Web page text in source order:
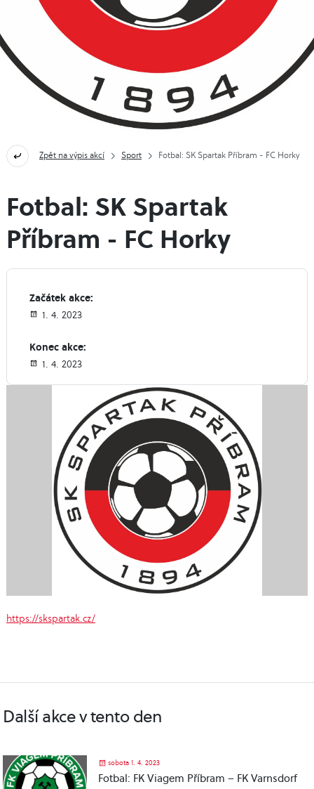
Zpět na výpis akcí Sport Fotbal: SK Spartak Příbram - FC Horky
Fotbal: SK Spartak
Příbram - FC Horky
Začátek akce:
1. 4. 2023
Konec akce:
1. 4. 2023
https://skspartak.cz/
Další akce v tento den
sobota 1. 4. 2023
Fotbal: FK Viagem Příbram – FK Varnsdorf